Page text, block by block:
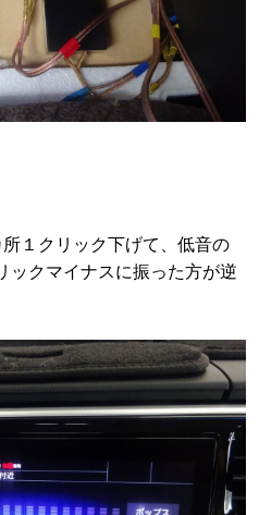
１クリック下げて、低音の
ックマイナスに振った方が逆